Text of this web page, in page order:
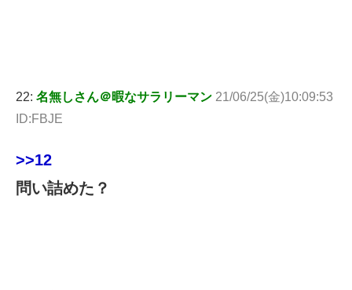
22: 名無しさん＠暇なサラリーマン 21/06/25(金)10:09:53
ID:FBJE
>>12
問い詰めた？